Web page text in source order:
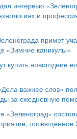
интервью
и
примет
«Зимние каникулы»
купить новогодние
важнее слов»
за ежедневную
«Зеленоград»